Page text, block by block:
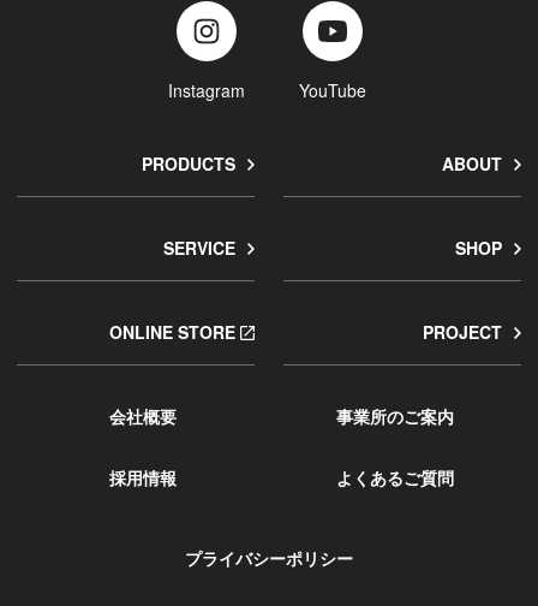
Instagram YouTube
PRODUCTS ABOUT
SERVICE SHOP
ONLINE STORE PROJECT
会社概要 事業所のご案内
採用情報 よくあるご質問
プライバシーポリシー